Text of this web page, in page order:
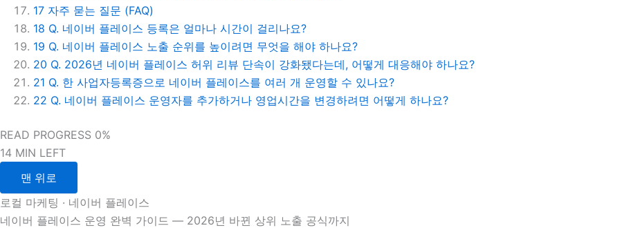
17 자주 묻는 질문 (FAQ)
18 Q. 네이버 플레이스 등록은 얼마나 시간이 걸리나요?
19 Q. 네이버 플레이스 노출 순위를 높이려면 무엇을 해야 하나요?
20 Q. 2026년 네이버 플레이스 허위 리뷰 단속이 강화됐다는데, 어떻게 대응해야 하나요?
21 Q. 한 사업자등록증으로 네이버 플레이스를 여러 개 운영할 수 있나요?
22 Q. 네이버 플레이스 운영자를 추가하거나 영업시간을 변경하려면 어떻게 하나요?
READ PROGRESS 0%
14 MIN LEFT
맨 위로
로컬 마케팅 · 네이버 플레이스
네이버 플레이스 운영 완벽 가이드 — 2026년 바뀐 상위 노출 공식까지